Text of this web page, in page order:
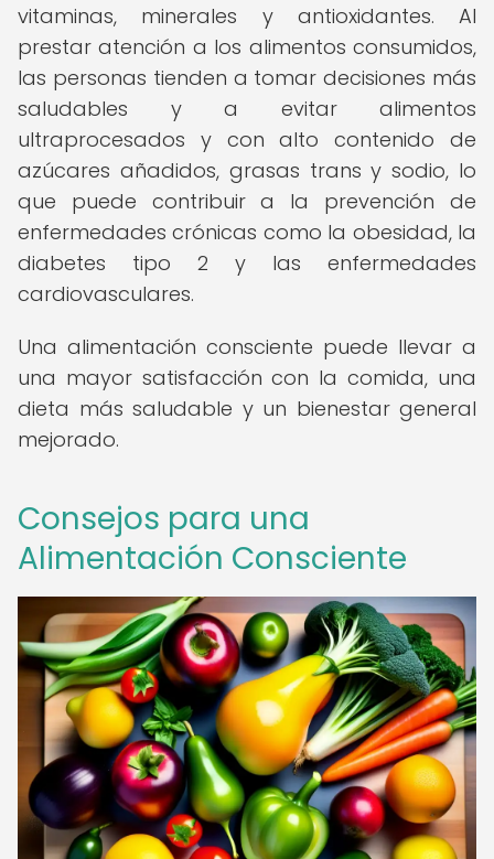
vitaminas, minerales y antioxidantes. Al
prestar atención a los alimentos consumidos,
las personas tienden a tomar decisiones más
saludables y a evitar alimentos
ultraprocesados y con alto contenido de
azúcares añadidos, grasas trans y sodio, lo
que puede contribuir a la prevención de
enfermedades crónicas como la obesidad, la
diabetes tipo 2 y las enfermedades
cardiovasculares.
Una alimentación consciente puede llevar a
una mayor satisfacción con la comida, una
dieta más saludable y un bienestar general
mejorado.
Consejos para una
Alimentación Consciente